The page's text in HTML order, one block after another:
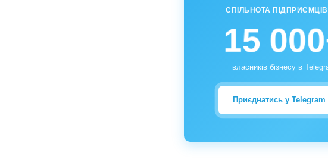
СПІЛЬНОТА
15
власників бізнесу в
Приєднатись у